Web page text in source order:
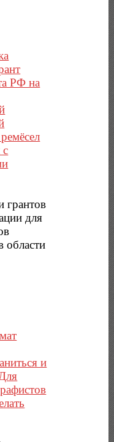
РФ на
грантов
для
области
и